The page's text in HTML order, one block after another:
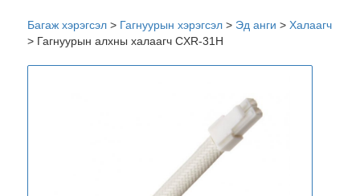
Багаж хэрэгсэл> Гагнуурын хэрэгсэл> Эд анги > Халаагч
> Гагнуурын алхны халаагч CXR-31H